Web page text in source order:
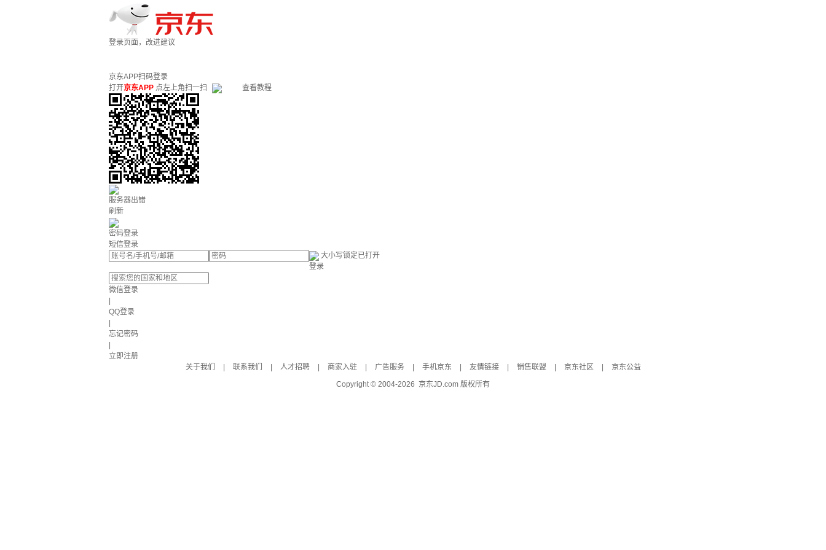
登录页面，改进建议
京东APP扫码登录
打开京东APP 点左上角扫一扫 查看教程
服务器出错
刷新
密码登录
短信登录
大小写锁定已打开
登录
微信登录
QQ登录
忘记密码
立即注册
关于我们
联系我们 人才招聘 商家入驻 广告服务 手机京东 友情链接 销售联盟 京东社区
京东公益
Copyright © 2004-2026 京东JD.com 版权所有